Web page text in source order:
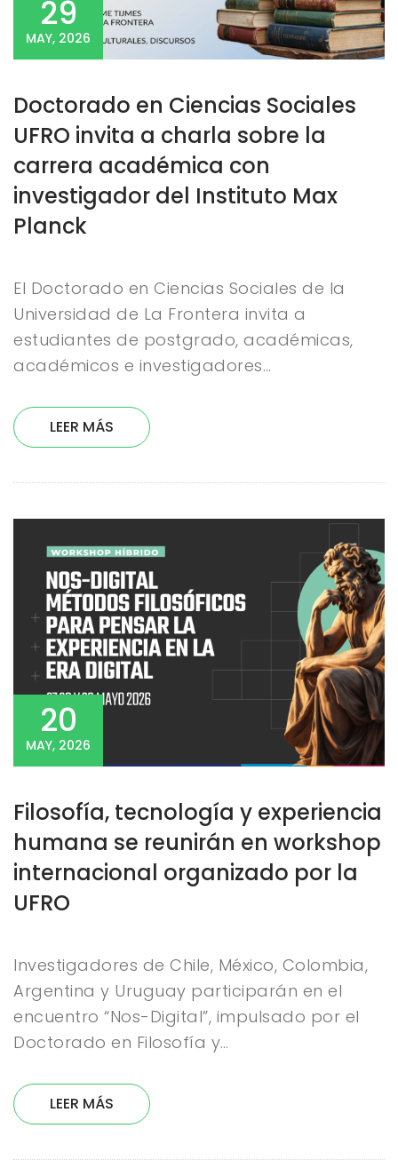
29
MAY, 2026
Doctorado en Ciencias Sociales
UFRO invita a charla sobre la
carrera académica con
investigador del Instituto Max
Planck
El Doctorado en Ciencias Sociales de la
Universidad de La Frontera invita a
estudiantes de postgrado, académicas,
académicos e investigadores…
LEER MÁS
20
MAY, 2026
Filosofía, tecnología y experiencia
humana se reunirán en workshop
internacional organizado por la
UFRO
Investigadores de Chile, México, Colombia,
Argentina y Uruguay participarán en el
encuentro “Nos-Digital”, impulsado por el
Doctorado en Filosofía y…
LEER MÁS